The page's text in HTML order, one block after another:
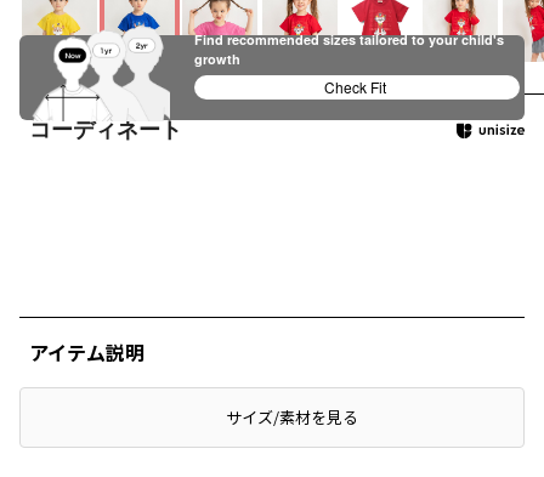
イエロー ブルー ピンク レッド
コーディネート
アイテム説明
サイズ/素材を見る
Find recommended sizes tailored to your child's
growth
Check Fit